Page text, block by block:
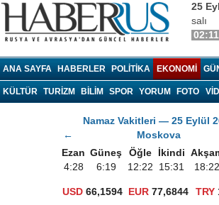
25
salı
02:11
ANA SAYFA HABERLER POLITIKA EKONOMI
KÜLTÜR TURIZM BILIM SPOR YORUM FOTO
Namaz Vakitleri — 25 Eylül
←
Moskova
Ezan Güneş Öğle İkindi
4:28
6:19 12:22 15:31 18:22
USD 66,1594 EUR 77,6844 TRY